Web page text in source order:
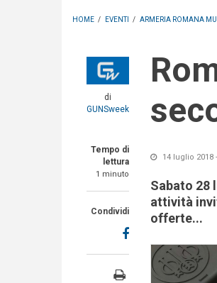
HOME / EVENTI / ARMERIA ROMANA
di
GUNSweek
Tempo di
lettura
1 minuto
Condividi
Romana Munizioni celebra il
14 luglio 2018
Sabato 28
attività
offerte...